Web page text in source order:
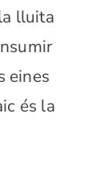
lluita
eines
és la